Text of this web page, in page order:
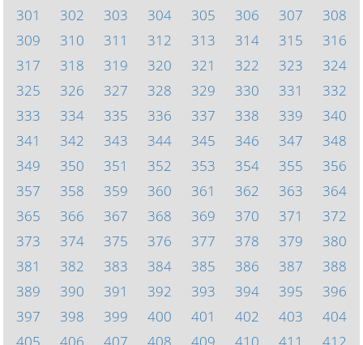
301
302 303 304 305 306 307
308
309
310 311 312 313 314 315
316
317
318 319 320 321 322 323
324
325
326 327 328 329 330 331
332
333
334 335 336 337 338 339
340
341
342 343 344 345 346 347
348
349
350 351 352 353 354 355
356
357
358 359 360 361 362 363
364
365
366 367 368 369 370 371
372
373
374 375 376 377 378 379
380
381
382 383 384 385 386 387
388
389
390 391 392 393 394 395
396
397
398 399 400 401 402 403
404